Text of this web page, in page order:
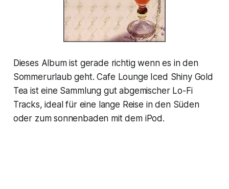
Dieses Album ist gerade richtig wenn es in den
Sommerurlaub geht. Cafe Lounge Iced Shiny Gold
Tea ist eine Sammlung gut abgemischer Lo-Fi
Tracks, ideal für eine lange Reise in den Süden
oder zum sonnenbaden mit dem iPod.